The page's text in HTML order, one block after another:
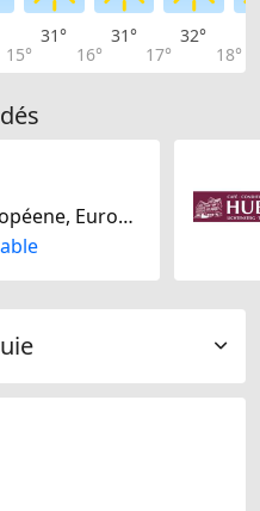
15°
31°
16°
31°
17°
32°
18°
De saison, Européene, Europe Centrale, Méditarranéenne